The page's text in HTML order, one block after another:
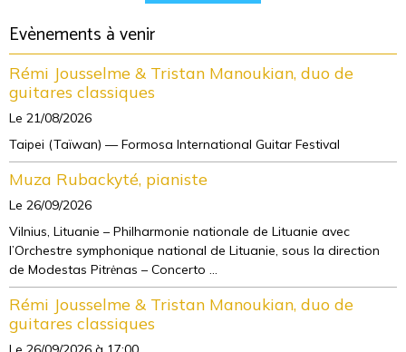
Evènements à venir
Rémi Jousselme & Tristan Manoukian, duo de
guitares classiques
Le 21/08/2026
Taipei (Taïwan) — Formosa International Guitar Festival
Muza Rubackyté, pianiste
Le 26/09/2026
Vilnius, Lituanie – Philharmonie nationale de Lituanie avec
l’Orchestre symphonique national de Lituanie, sous la direction
de Modestas Pitrėnas – Concerto ...
Rémi Jousselme & Tristan Manoukian, duo de
guitares classiques